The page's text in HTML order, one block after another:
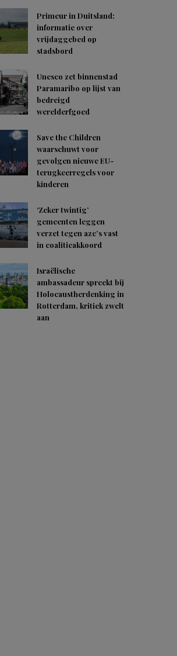
Primeur in Duitsland:
informatie over
vrijdaggebed op
stadsbord
Unesco zet binnenstad
Paramaribo op lijst van
bedreigd
werelderfgoed
Save the Children
waarschuwt voor
gevolgen nieuwe EU-
terugkeerregels voor
kinderen
‘Zeker twintig’
gemeenten leggen
verzet tegen azc’s vast
in coalitieakkoord
Israëlische
ambassadeur spreekt bij
Holocaustherdenking in
Rotterdam, kritiek zwelt
aan